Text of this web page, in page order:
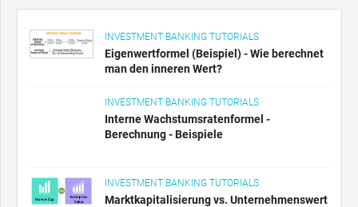
INVESTMENT BANKING TUTORIALS
Eigenwertformel (Beispiel) - Wie berechnet
man den inneren Wert?
INVESTMENT BANKING TUTORIALS
Interne Wachstumsratenformel -
Berechnung - Beispiele
INVESTMENT BANKING TUTORIALS
Marktkapitalisierung vs. Unternehmenswert